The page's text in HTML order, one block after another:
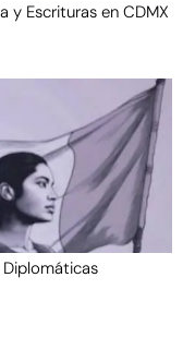
y Escrituras en CDMX
Diplomáticas